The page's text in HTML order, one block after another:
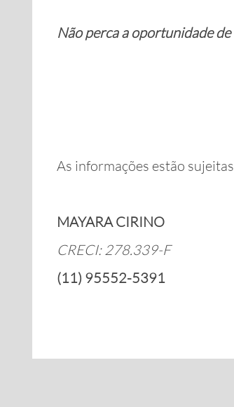
Não perca a oportunidade
As informações estão
MAYARA CIRINO
CRECI: 278.339-F
(11) 95552-5391